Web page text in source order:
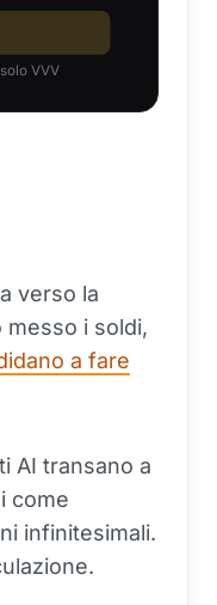
VVV
verso la
i soldi,
a fare
AI transano a
come
infinitesimali.